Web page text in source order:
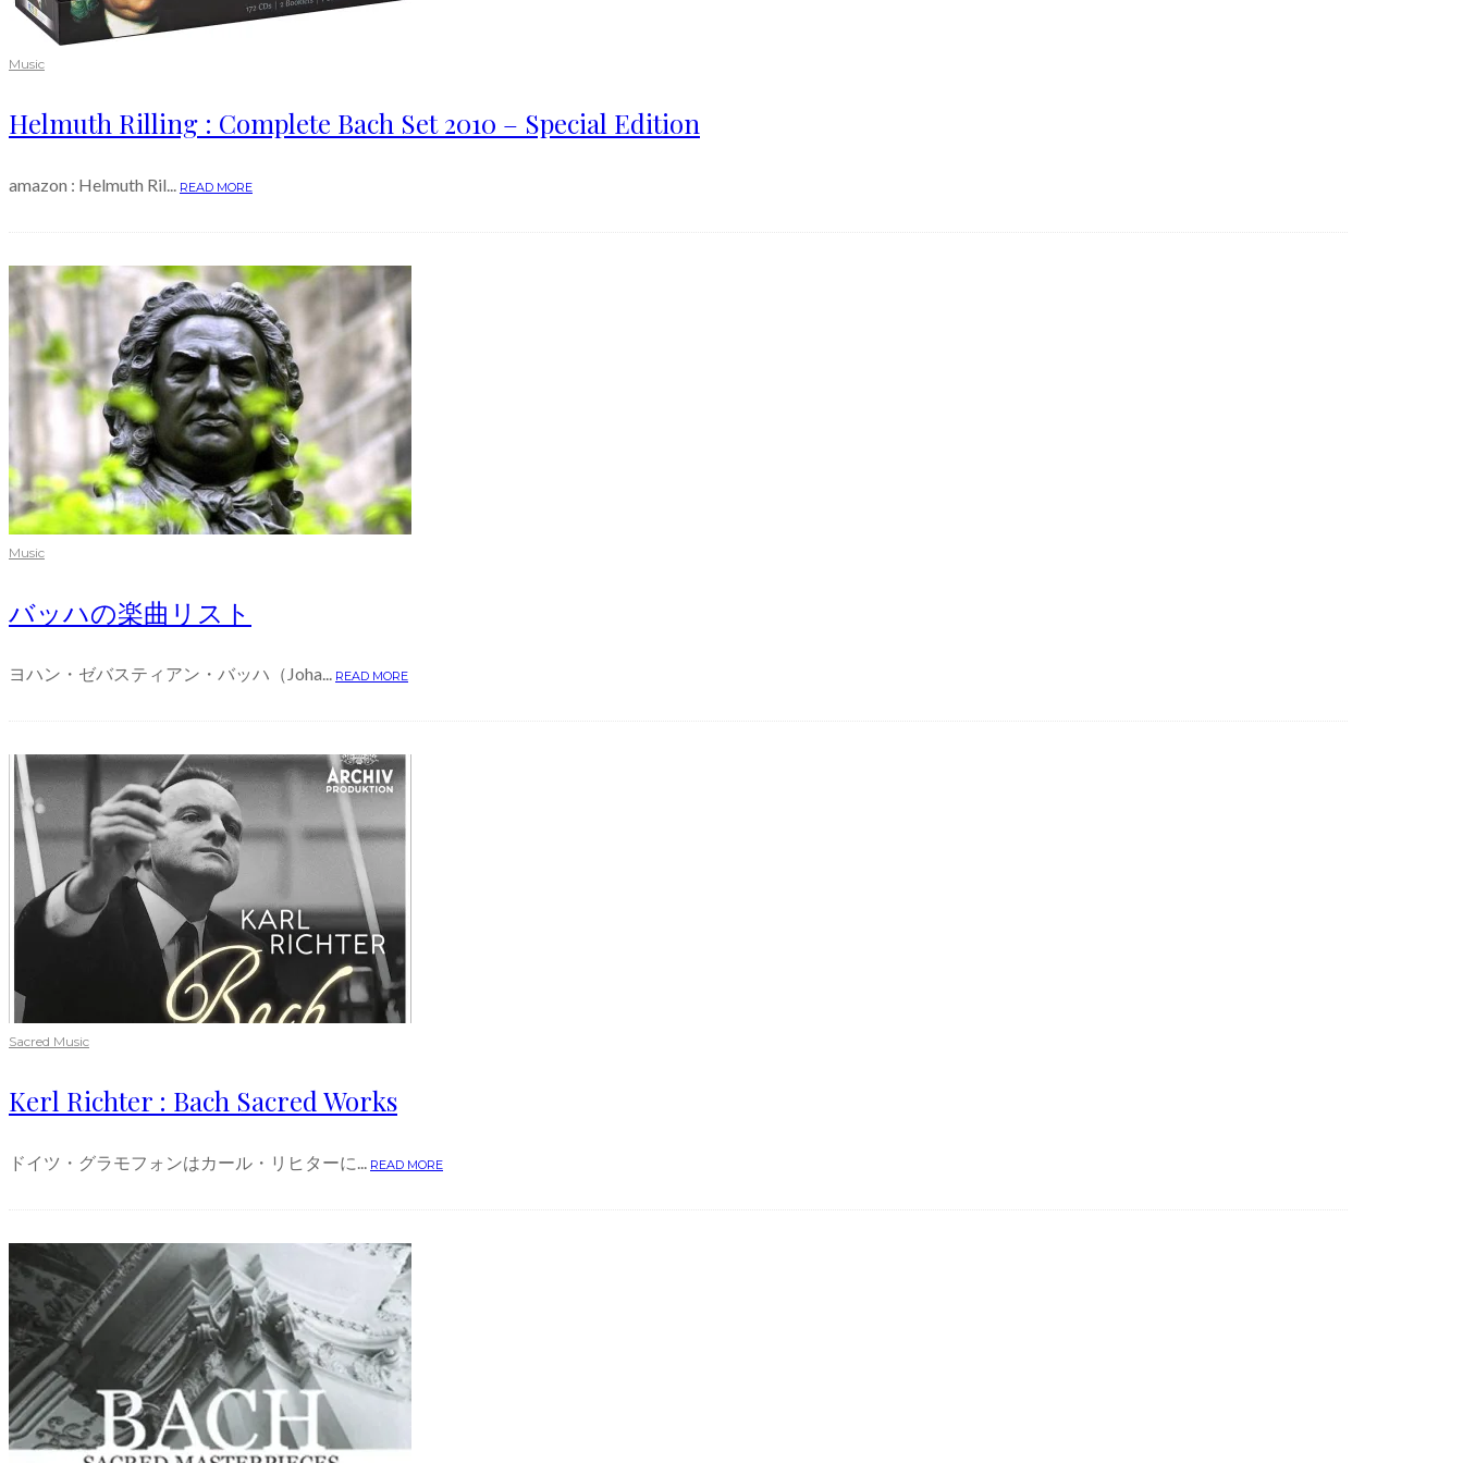
Music
Helmuth Rilling : Complete Bach Set 2010 – Special Edition
amazon : Helmuth Ril... READ MORE
Music
バッハの楽曲リスト
ヨハン・ゼバスティアン・バッハ（Joha... READ MORE
Sacred Music
Kerl Richter : Bach Sacred Works
ドイツ・グラモフォンはカール・リヒターに... READ MORE